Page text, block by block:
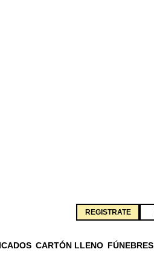
REGISTRATE
CARTÓN LLENO FÚNEBRES